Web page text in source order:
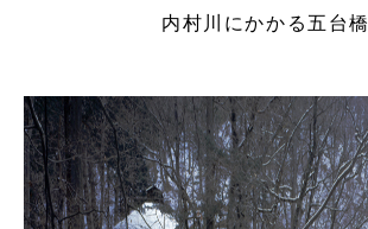
内村川にかかる五台橋